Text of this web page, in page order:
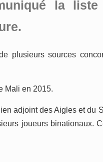
la
plusieurs sources
Mali en 2015.
adjoint des Aigles et du
joueurs binationaux.